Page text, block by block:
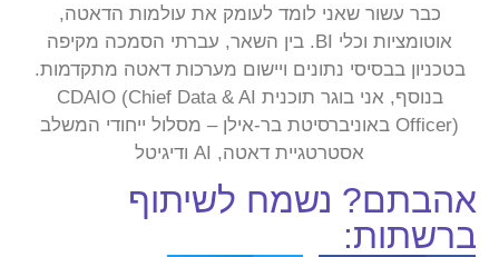
כבר עשור שאני לומד לעומק את עולמות הדאטה,
אוטומציות וכלי BI. בין השאר, עברתי הסמכה מקיפה
בטכניון בבסיסי נתונים ויישום מערכות דאטה מתקדמות.
בנוסף, אני בוגר תוכנית CDAIO (Chief Data & AI
Officer) באוניברסיטת בר-אילן – מסלול ייחודי המשלב
אסטרטגיית דאטה, AI ודיגיטל
אהבתם? נשמח לשיתוף
ברשתות: